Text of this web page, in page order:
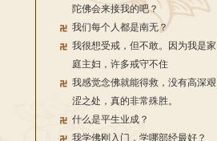
陀佛会来接我的吧？
我们每个人都是南无？
我很想受戒，但不敢。因为我是家
庭主妇，许多戒守不住
我感觉念佛就能得救，没有高深艰
涩之处，真的非常殊胜。
什么是平生业成？
我学佛刚入门，学哪部经最好？